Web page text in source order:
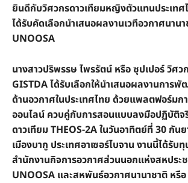
ยินดีกับวิศวกรดาวเทียมหญิงตัวแทนประเทศ
ได้รับคัดเลือกนำเสนอผลงานเวทีอวกาศนาน
UNOOSA
นางสาวปริพรรษ ไพรรัตน์ หรือ ซุปเปอร์ วิศว
GISTDA ได้รับเลือกให้นำเสนอผลงานการ
ด้านอวกาศในประเทศไทย ด้วยแพลตฟอร์มก
ออนไลน์ ควบคู่กับการสอนแบบลงมือปฏิบัติ
ดาวเทียม THEOS-2A ในวันอาทิตย์ที่ 30 กัน
เมืองบากู ประเทศอาเซอร์ไบจาน งานนี้ได้รั
สำนักงานกิจการอวกาศส่วนนอกแห่งสหประ
UNOOSA และสหพันธ์อวกาศนานาชาติ หรื